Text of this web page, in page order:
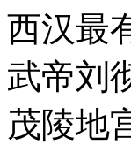
西汉最
武帝刘
茂陵地